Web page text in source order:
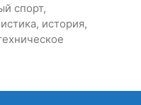
спорт,
история,